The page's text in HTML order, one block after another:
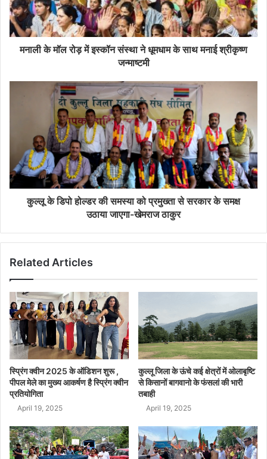
मनाली के मॉल रोड़ में इस्कॉन संस्था ने धूमधाम के साथ मनाई श्रीकृष्ण
जन्माष्टमी
कुल्लू के डिपो होल्डर की समस्या को प्रमुख्ता से सरकार के समक्ष
उठाया जाएगा-खेमराज ठाकुर
Related Articles
स्प्रिंग क्वीन 2025 के ऑडिशन शुरू ,
पीपल मेले का मुख्य आकर्षण है स्प्रिंग क्वीन
प्रतियोगिता
April 19, 2025
कुल्लू जिला के ऊंचे कई क्षेत्रों में ओलाबृष्टि
से किसानों बागवानो के फंसलां की भारी
तबाही
April 19, 2025